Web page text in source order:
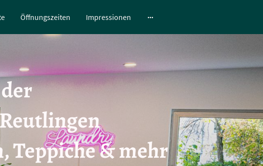
Öffnungszeiten Impressionen
der
Teppiche & mehr